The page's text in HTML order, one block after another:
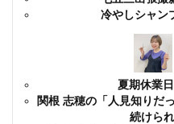
冷やしシャン
夏期休業
関根 志穂の「人見知りだ
続けら